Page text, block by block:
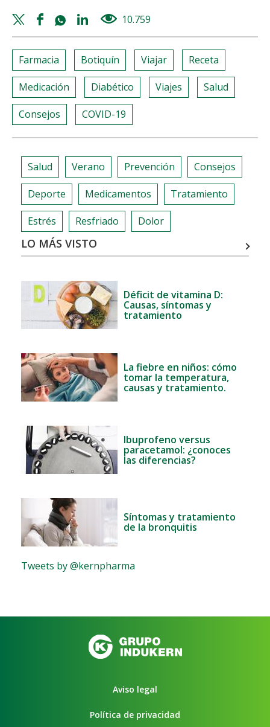
Twitter
share
Facebook
share
Whatsapp
share
Linkedin
share
10.759
Farmacia Botiquín Viajar Receta
Medicación Diabético Viajes Salud
Consejos COVID-19
Salud Verano Prevención Consejos
Deporte Medicamentos Tratamiento
Estrés Resfriado Dolor
LO MÁS VISTO
Déficit de vitamina D:
Causas, síntomas y
tratamiento
La fiebre en niños: cómo
tomar la temperatura,
causas y tratamiento.
Ibuprofeno versus
paracetamol: ¿conoces
las diferencias?
Síntomas y tratamiento
de la bronquitis
Tweets by @kernpharma
Aviso legal
Política de privacidad